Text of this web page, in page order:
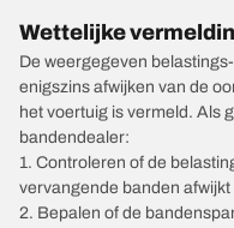
Wettelijke
De weergegeven
enigszins afwijken van de
het voertuig is vermeld. Als
bandendealer:
1. Controleren of de
vervangende banden
2. Bepalen of de